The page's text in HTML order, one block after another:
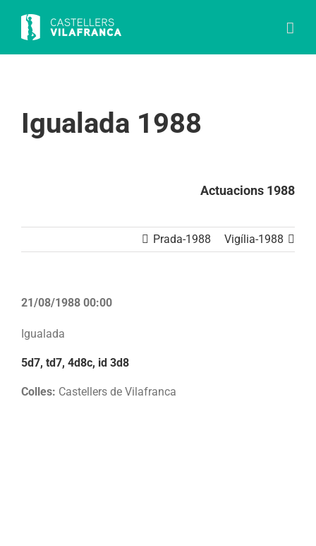
content
Igualada 1988
Actuacions 1988
Prada-1988 Vigília-1988
21/08/1988 00:00
Igualada
5d7, td7, 4d8c, id 3d8
Colles: Castellers de Vilafranca